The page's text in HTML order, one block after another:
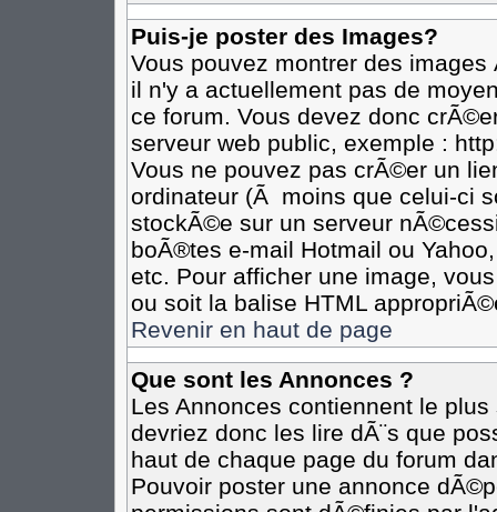
Puis-je poster des Images?
Vous pouvez montrer des
il n'y a actuellement pas de
ce forum. Vous devez donc
serveur web public, exemple :
Vous ne pouvez pas crÃ©er un
ordinateur (Ã moins que celui-ci
stockÃ©e sur un serveur
boÃ®tes e-mail Hotmail ou
etc. Pour afficher une image,
ou soit la balise HTML
Revenir en haut de page
Que sont les Annonces ?
Les Annonces contiennent le
devriez donc les lire dÃ¨s que
haut de chaque page du forum
Pouvoir poster une annonce